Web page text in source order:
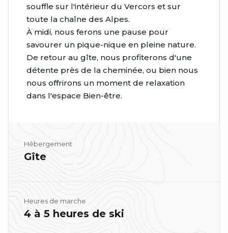
souffle sur l'intérieur du Vercors et sur
toute la chaîne des Alpes.
À midi, nous ferons une pause pour
savourer un pique-nique en pleine nature.
De retour au gîte, nous profiterons d'une
détente près de la cheminée, ou bien nous
nous offrirons un moment de relaxation
dans l'espace Bien-être.
Hébergement
Gîte
Heures de marche
4 à 5 heures de ski